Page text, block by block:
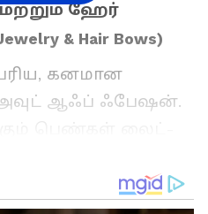
ஹேர்
& Hair Bows)
கனமான
ஆஃப் ஃபேஷன்.
ஒரு பிசினஸ்